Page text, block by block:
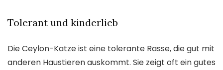
Tolerant und kinderlieb
Die Ceylon-Katze ist eine tolerante Rasse, die gut mit
anderen Haustieren auskommt. Sie zeigt oft ein gutes